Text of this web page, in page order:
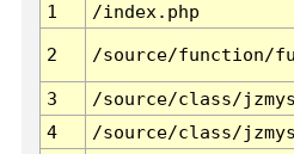
1
/index.php
2 /source/function/
3 /source/class/
4
/source/class/